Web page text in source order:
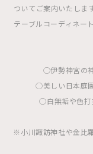
ついてご案内いたしま
テーブルコーディネー
◯伊勢神宮の
◯美しい日本庭
◯白無垢や色打
※小川諏訪神社や金比